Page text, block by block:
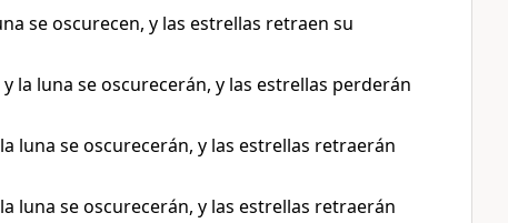
se oscurecen, y las estrellas retraen su
la luna se oscurecerán, y las estrellas perderán
luna se oscurecerán, y las estrellas retraerán
luna se oscurecerán, y las estrellas retraerán